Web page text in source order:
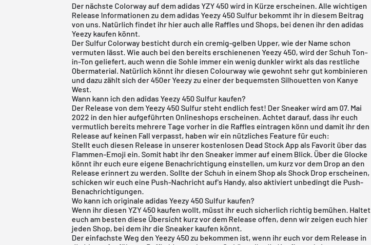
Der nächste Colorway auf dem adidas YZY 450 wird in Kürze erscheinen. Alle wichtigen
Release Informationen zu dem adidas Yeezy 450 Sulfur bekommt ihr in diesem Beitrag
von uns. Natürlich findet ihr hier auch alle Raffles und Shops, bei denen ihr den adidas
Yeezy kaufen könnt.
Der Sulfur Colorway besticht durch ein cremig-gelben Upper, wie der Name schon
vermuten lässt. Wie auch bei den bereits erschienenenYeezy 450, wird der Schuh Ton-
in-Ton geliefert, auch wenn die Sohle immer ein wenig dunkler wirkt als das restliche
Obermaterial. Natürlich könnt ihr diesen Colourway wie gewohnt sehr gut kombinieren
und dazu zählt sich der 450er Yeezy zu einer der bequemsten Silhouetten von Kanye
West.
Wann kann ich den adidas Yeezy 450 Sulfur kaufen?
Der Release von dem Yeezy 450 Sulfur steht endlich fest! Der Sneaker wird am 07. Mai
2022 in den hier aufgeführten Onlineshops erscheinen. Achtet darauf, dass ihr euch
vermutlich bereits mehrere Tage vorher in die Raffles eintragen könn und damit ihr den
Release auf keinen Fall verpasst, haben wir ein nützliches Feature für euch:
Stellt euch diesen Release in unserer kostenlosen Dead Stock App als Favorit über das
Flammen-Emoji ein. Somit habt ihr den Sneaker immer auf einem Blick. Über die Glocke
könnt ihr euch eure eigene Benachrichtigung einstellen, um kurz vor dem Drop an den
Release erinnert zu werden. Sollte der Schuh in einem Shop als Shock Drop erscheinen,
schicken wir euch eine Push-Nachricht auf's Handy, also aktiviert unbedingt die Push-
Benachrichtigungen.
Wo kann ich originale adidas Yeezy 450 Sulfur kaufen?
Wenn ihr diesen YZY 450 kaufen wollt, müsst ihr euch sicherlich richtig bemühen. Haltet
euch am besten diese Übersicht kurz vor dem Release offen, denn wir zeigen euch hier
jeden Shop, bei dem ihr die Sneaker kaufen könnt.
Der einfachste Weg den Yeezy 450 zu bekommen ist, wenn ihr euch vor dem Release in